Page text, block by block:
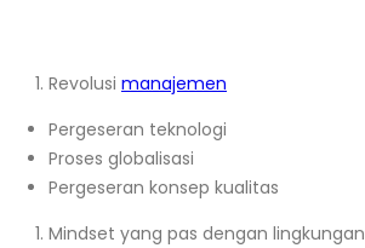
Revolusi manajemen
Pergeseran teknologi
Proses globalisasi
Pergeseran konsep kualitas
Mindset yang pas dengan lingkungan